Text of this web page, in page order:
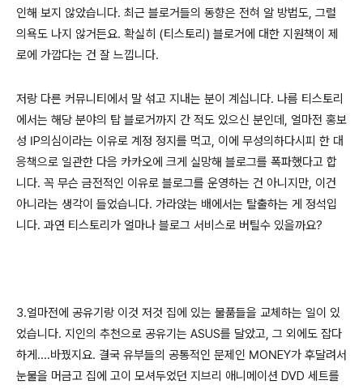
인해 보지 않았습니다. 최근 블로거들의 동향은 전혀 알 방법도, 그럴
의욕도 나지 않거든요. 확실히 (티스토리) 블로거에 대한 지원책이 제
로에 가깝다는 건 잘 느낍니다.
저랑 다른 커뮤니티에서 말 섞고 지내는 분이 계십니다. 나름 티스토리
에서는 해당 분야의 탑 블로거까지 간 적도 있으신 분인데, 얼마전 홍보
성 IP의심이라는 이유로 계정 정지를 먹고, 이에 무성의하다시피 한 대
응책으로 일관한 다음 카카오에 크게 실망해 블로그를 폭파했다고 합
니다. 꼭 무슨 금전적인 이유로 블로그를 운영하는 건 아니지만, 이건
아니라는 생각이 들었습니다. 가라앉는 배에서는 탈출하는 게 정석입
니다. 과연 티스토리가 얼마나 블로그 서비스로 버틸수 있을까요?
3.얼마전에 공유기랑 이것 저것 집에 있는 물품들을 교체하는 일이 있
었습니다. 지인의 추천으로 공유기는 ASUS를 달았고, 그 외에도 잡다
하게....바꿨지요. 결국 유부들의 공통적인 문제인 MONEY가 후달려서
눈물을 머금고 집에 고이 모셔두었던 지브리 애니메이션 DVD 세트를